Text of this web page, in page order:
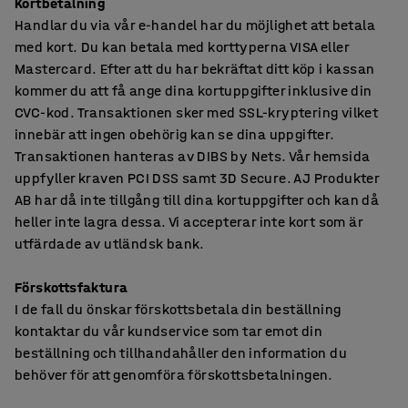
Handlar du via vår e-handel har du möjlighet att betala
med kort. Du kan betala med korttyperna VISA eller
Mastercard. Efter att du har bekräftat ditt köp i kassan
kommer du att få ange dina kortuppgifter inklusive din
CVC-kod. Transaktionen sker med SSL-kryptering vilket
innebär att ingen obehörig kan se dina uppgifter.
Transaktionen hanteras av DIBS by Nets. Vår hemsida
uppfyller kraven PCI DSS samt 3D Secure. AJ Produkter
AB har då inte tillgång till dina kortuppgifter och kan då
heller inte lagra dessa. Vi accepterar inte kort som är
utfärdade av utländsk bank.
Förskottsfaktura
I de fall du önskar förskottsbetala din beställning
kontaktar du vår kundservice som tar emot din
beställning och tillhandahåller den information du
behöver för att genomföra förskottsbetalningen.